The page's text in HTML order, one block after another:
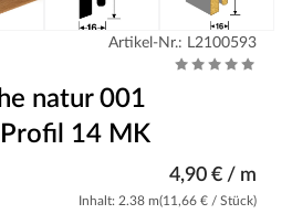
Artikel-Nr.: L2100593
natur 001
14 MK
4,90 € / m
Inhalt: 2.38 m(11,66 € / Stück)